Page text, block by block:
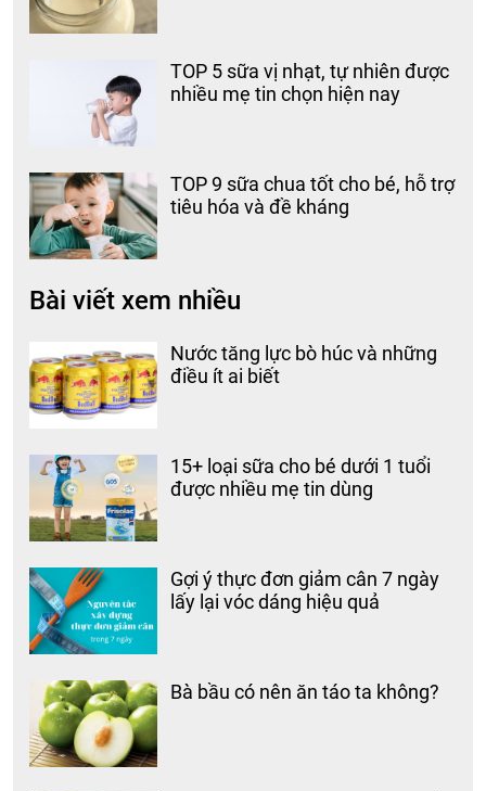
TOP 5 sữa vị nhạt, tự nhiên được
nhiều mẹ tin chọn hiện nay
TOP 9 sữa chua tốt cho bé, hỗ trợ
tiêu hóa và đề kháng
Bài viết xem nhiều
Nước tăng lực bò húc và những
điều ít ai biết
15+ loại sữa cho bé dưới 1 tuổi
được nhiều mẹ tin dùng
Gợi ý thực đơn giảm cân 7 ngày
lấy lại vóc dáng hiệu quả
Bà bầu có nên ăn táo ta không?